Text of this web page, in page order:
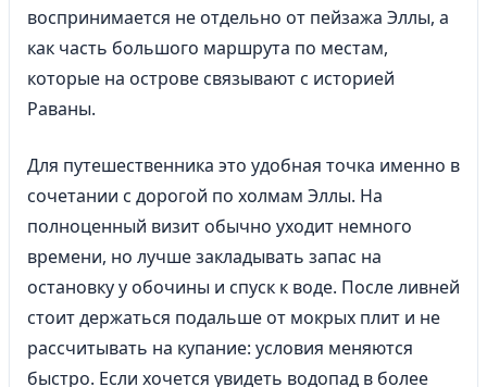
воспринимается не отдельно от пейзажа Эллы, а
как часть большого маршрута по местам,
которые на острове связывают с историей
Раваны.
Для путешественника это удобная точка именно в
сочетании с дорогой по холмам Эллы. На
полноценный визит обычно уходит немного
времени, но лучше закладывать запас на
остановку у обочины и спуск к воде. После ливней
стоит держаться подальше от мокрых плит и не
рассчитывать на купание: условия меняются
быстро. Если хочется увидеть водопад в более